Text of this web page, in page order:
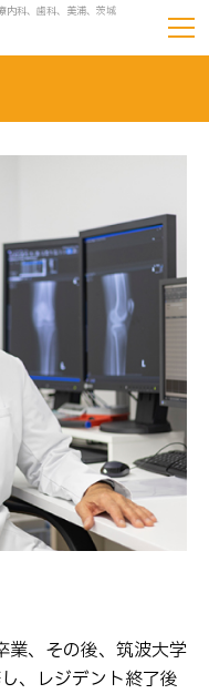
内科、歯科、美浦、茨城
、その後、筑波大学
、レジデント終了後